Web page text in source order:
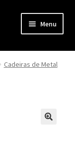
Menu
Cadeiras de Metal